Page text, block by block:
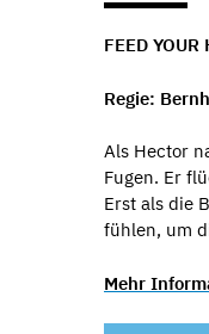
FEED YOUR
Regie:
Als Hector
Fugen. Er
Erst als die
fühlen, um
Mehr